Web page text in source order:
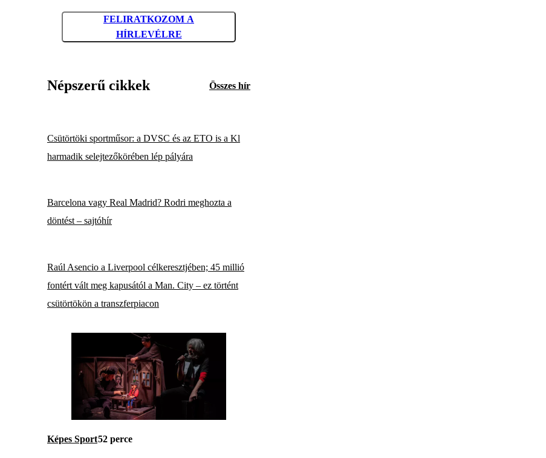
FELIRATKOZOM A
HÍRLEVÉLRE
Népszerű cikkek Összes hír
Csütörtöki sportműsor: a DVSC és az ETO is a Kl
harmadik selejtezőkörében lép pályára
Barcelona vagy Real Madrid? Rodri meghozta a
döntést – sajtóhír
Raúl Asencio a Liverpool célkeresztjében; 45 millió
fontért vált meg kapusától a Man. City – ez történt
csütörtökön a transzferpiacon
Képes Sport52 perce